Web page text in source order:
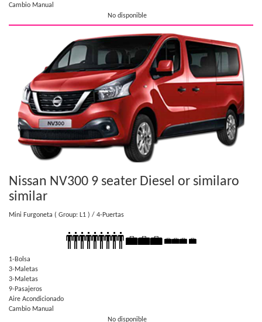
Cambio Manual
No disponible
Nissan NV300 9 seater Diesel or similaro
similar
Mini Furgoneta ( Group: L1 ) / 4-Puertas
1-Bolsa
3-Maletas
3-Maletas
9-Pasajeros
Aire Acondicionado
Cambio Manual
No disponible